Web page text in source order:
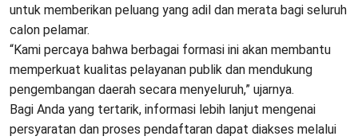
untuk memberikan peluang yang adil dan merata bagi seluruh
calon pelamar.
“Kami percaya bahwa berbagai formasi ini akan membantu
memperkuat kualitas pelayanan publik dan mendukung
pengembangan daerah secara menyeluruh,” ujarnya.
Bagi Anda yang tertarik, informasi lebih lanjut mengenai
persyaratan dan proses pendaftaran dapat diakses melalui